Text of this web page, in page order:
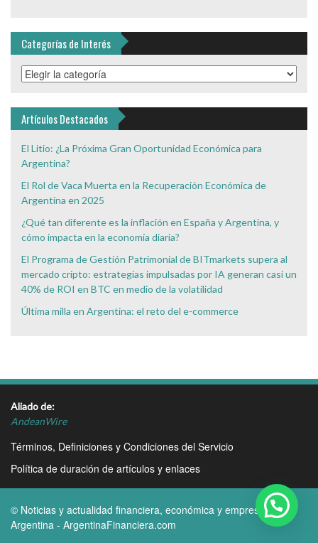
Categorías de Interés
Categorías
de
Artículos Destacados
El Litio: ¿La Próxima Gran Oportunidad Económica para
Argentina?
El Rol de Vaca Muerta en la Recuperación Económica de
Argentina en 2025
¿Qué tan diferente es la inflación en España y Argentina, y
cómo impacta en la economía diaria?
El Programa de Gestión Patrimonial de BITmarkets supera al
mercado cripto: estrategias impulsadas por IA generan casi un
40% de ROI en BTC en medio de la volatilidad
Última milla en Argentina: el reto del e-commerce
Aliado de:
AndeanWire
Términos, Definiciones y Condiciones del Servicio
Política de duración de artículos y enlaces
© Noticias y actualidad financiera, económica y empresarial
Argentina - ArgentinaFinanciera.com